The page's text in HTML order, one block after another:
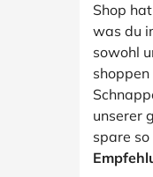
Shop
was du
sowohl
unserer
spare